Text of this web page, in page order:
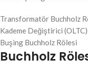
Transformatör Buchholz
Kademe Değiştirici
Buşing Buchholz Rölesi
Buchholz